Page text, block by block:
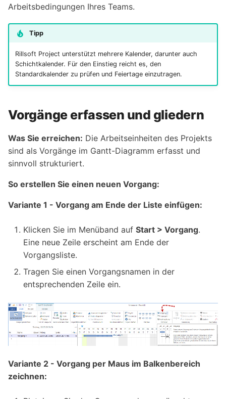
Arbeitsbedingungen Ihres Teams.
Tipp
Rillsoft Project unterstützt mehrere Kalender, darunter auch
Schichtkalender. Für den Einstieg reicht es, den
Standardkalender zu prüfen und Feiertage einzutragen.
Vorgänge erfassen und gliedern
Was Sie erreichen: Die Arbeitseinheiten des Projekts
sind als Vorgänge im Gantt-Diagramm erfasst und
sinnvoll strukturiert.
So erstellen Sie einen neuen Vorgang:
Variante 1 - Vorgang am Ende der Liste einfügen:
Klicken Sie im Menüband auf Start > Vorgang.
Eine neue Zeile erscheint am Ende der
Vorgangsliste.
Tragen Sie einen Vorgangsnamen in der
entsprechenden Zeile ein.
Variante 2 - Vorgang per Maus im Balkenbereich
zeichnen: